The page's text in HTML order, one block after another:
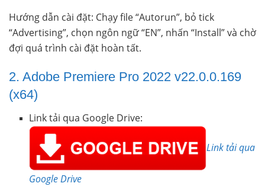
Hướng dẫn cài đặt: Chạy file “Autorun”, bỏ tick
“Advertising”, chọn ngôn ngữ “EN”, nhấn “Install” và chờ
đợi quá trình cài đặt hoàn tất.
2. Adobe Premiere Pro 2022 v22.0.0.169
(x64)
Link tải qua Google Drive:
Link tải qua
Google Drive